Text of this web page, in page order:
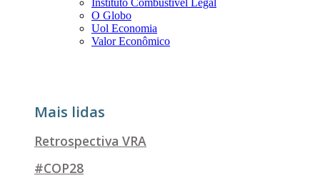
O Globo
Uol Economia
Valor Econômico
Mais lidas
Retrospectiva VRA
#COP28